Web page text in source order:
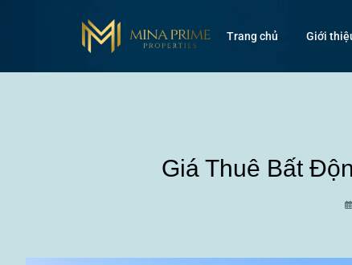
Trang chủ Giới
Giá Thuê Bất